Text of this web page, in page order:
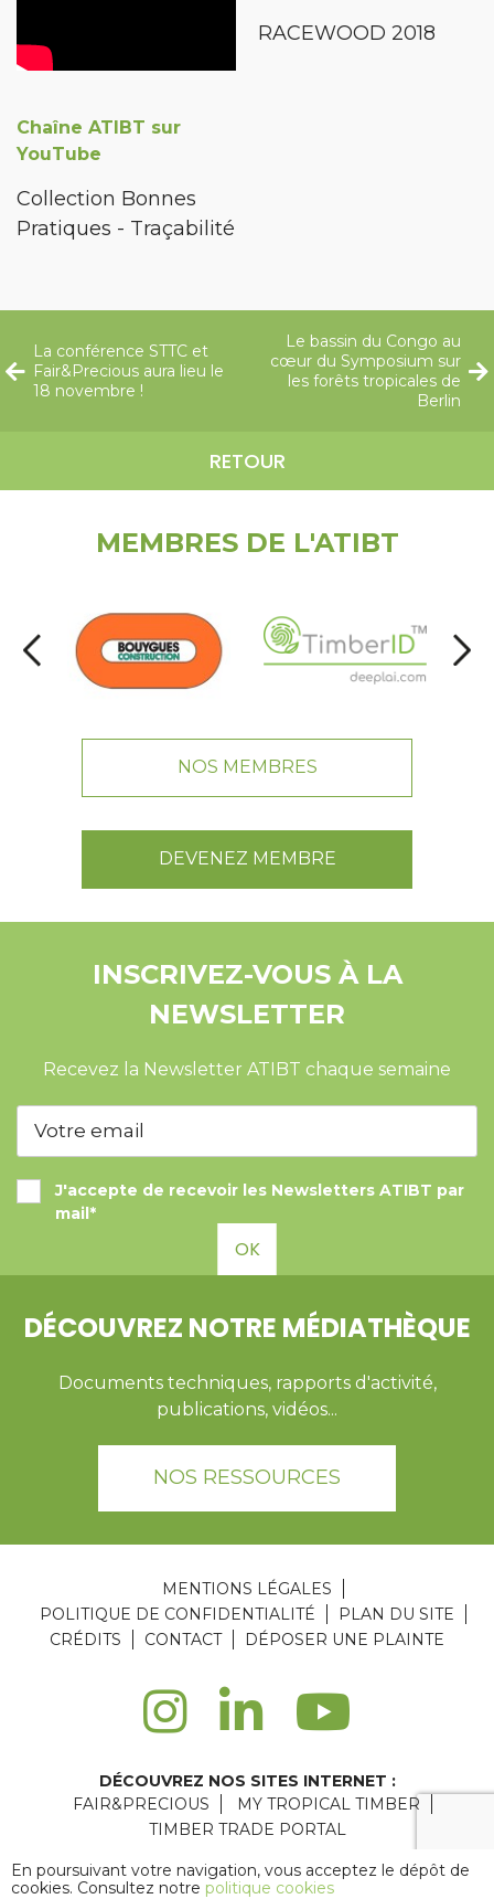
Chaîne ATIBT sur
YouTube
Collection Bonnes
Pratiques - Traçabilité
RACEWOOD 2018
La conférence STTC et
Fair&Precious aura lieu le
18 novembre !
RETOUR
Le bassin du Congo au
cœur du Symposium sur
les forêts tropicales de
Berlin
MEMBRES DE L'ATIBT
NOS MEMBRES
DEVENEZ MEMBRE
INSCRIVEZ-VOUS À LA
NEWSLETTER
Recevez la Newsletter ATIBT chaque semaine
J'accepte de recevoir les Newsletters ATIBT par
mail*
OK
DÉCOUVREZ NOTRE MÉDIATHÈQUE
Documents techniques, rapports d'activité,
publications, vidéos...
NOS RESSOURCES
MENTIONS LÉGALES
POLITIQUE DE CONFIDENTIALITÉ
PLAN DU SITE
CRÉDITS
CONTACT DÉPOSER UNE PLAINTE
DÉCOUVREZ NOS SITES INTERNET :
FAIR&PRECIOUS
MY TROPICAL TIMBER
TIMBER TRADE PORTAL
En poursuivant votre navigation, vous acceptez le dépôt de
cookies. Consultez notre politique cookies